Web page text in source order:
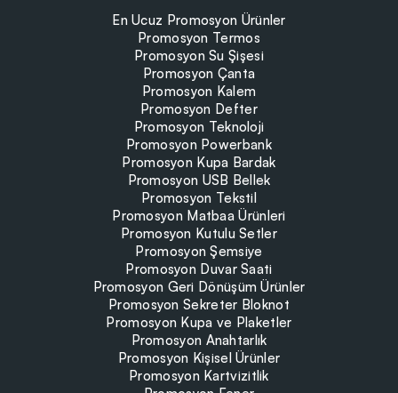
En Ucuz Promosyon Ürünler
Promosyon Termos
Promosyon Su Şişesi
Promosyon Çanta
Promosyon Kalem
Promosyon Defter
Promosyon Teknoloji
Promosyon Powerbank
Promosyon Kupa Bardak
Promosyon USB Bellek
Promosyon Tekstil
Promosyon Matbaa Ürünleri
Promosyon Kutulu Setler
Promosyon Şemsiye
Promosyon Duvar Saati
Promosyon Geri Dönüşüm Ürünler
Promosyon Sekreter Bloknot
Promosyon Kupa ve Plaketler
Promosyon Anahtarlık
Promosyon Kişisel Ürünler
Promosyon Kartvizitlik